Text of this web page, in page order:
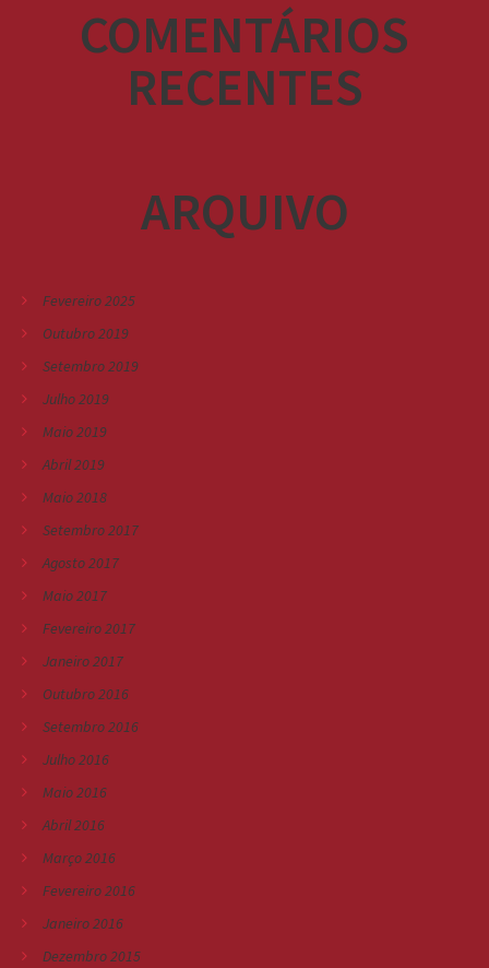
COMENTÁRIOS
RECENTES
ARQUIVO
Fevereiro 2025
Outubro 2019
Setembro 2019
Julho 2019
Maio 2019
Abril 2019
Maio 2018
Setembro 2017
Agosto 2017
Maio 2017
Fevereiro 2017
Janeiro 2017
Outubro 2016
Setembro 2016
Julho 2016
Maio 2016
Abril 2016
Março 2016
Fevereiro 2016
Janeiro 2016
Dezembro 2015